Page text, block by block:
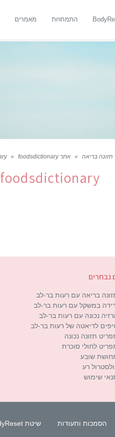
התמחויות מאמרים
תזונה בריאה » אתר FoodsDictionary » foodsdictionary
foodsdictionary
נבחרים
בריאה עם רעות בר-לב
במשקל עם רעות בר-לב
נכונה עם רעות בר-לב
לדיאטה של רעות בר-לב
תזונה נכונה
לחולי סוכרת
שובע
רע
שימוש
הסמכות ותעודות שיטת BodyReset